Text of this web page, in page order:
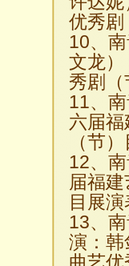
优秀剧
10、
文龙
秀剧（
11、
六届
（节
12、
届福
目展
13、
演：韩